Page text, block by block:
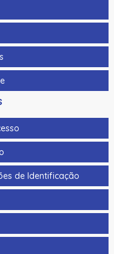
de Identificação